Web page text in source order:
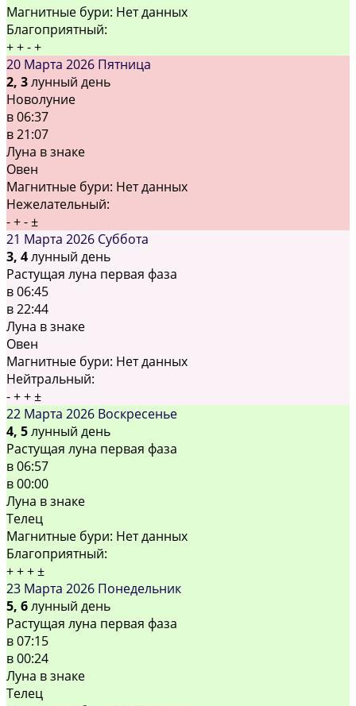
Магнитные бури: Нет данных
Благоприятный:
++-+
20 Марта 2026 Пятница
2, 3лунный день
Новолуние
в06:37
в21:07
Луна в знаке
Овен
Магнитные бури: Нет данных
Нежелательный:
-+-±
21 Марта 2026 Суббота
3, 4лунный день
Растущая луна первая фаза
в06:45
в22:44
Луна в знаке
Овен
Магнитные бури: Нет данных
Нейтральный:
-++±
22 Марта 2026 Воскресенье
4, 5лунный день
Растущая луна первая фаза
в06:57
в00:00
Луна в знаке
Телец
Магнитные бури: Нет данных
Благоприятный:
+++±
23 Марта 2026 Понедельник
5, 6лунный день
Растущая луна первая фаза
в07:15
в00:24
Луна в знаке
Телец